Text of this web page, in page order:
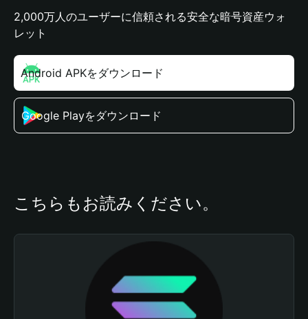
2,000万人のユーザーに信頼される安全な暗号資産ウォ
レット
Android APKをダウンロード
Google Playをダウンロード
こちらもお読みください。